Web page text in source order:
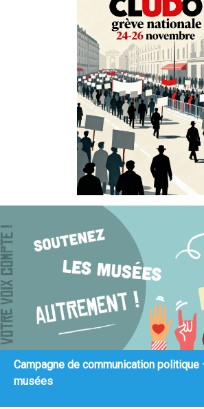
Campagne de communication politique
musées